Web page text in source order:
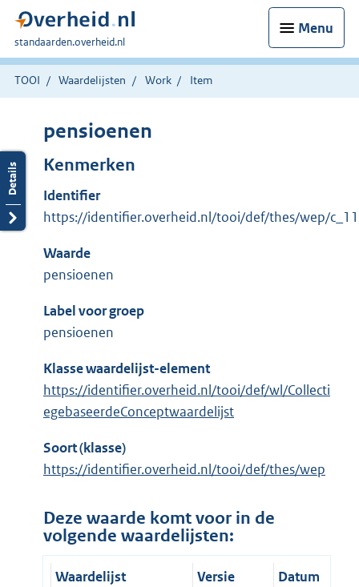
Menu
U
bent
hier:
standaarden.overheid.nl
TOOI Waardelijsten Work Item
pensioenen
Kenmerken
Identifier
https://identifier.overheid.nl/tooi/def/thes/wep/
Waarde
pensioenen
Label voor groep
pensioenen
Klasse waardelijst-element
https://identifier.overheid.nl/tooi/def/wl/Collecti
egebaseerdeConceptwaardelijst
Soort (klasse)
https://identifier.overheid.nl/tooi/def/thes/wep
Deze waarde komt voor in de
volgende waardelijsten:
Waardelijst Versie
Datum